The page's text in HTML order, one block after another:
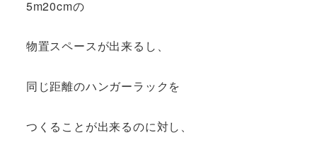
5m20cmの
物置スペースが出来るし、
同じ距離のハンガーラックを
つくることが出来るのに対し、